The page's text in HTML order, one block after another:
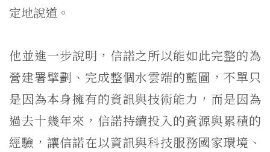
定地說道。
他並進一步說明，信諾之所以能如此完整的為
營建署擘劃、完成整個水雲端的藍圖，不單只
是因為本身擁有的資訊與技術能力，而是因為
過去十幾年來，信諾持續投入的資源與累積的
經驗，讓信諾在以資訊與科技服務國家環境、